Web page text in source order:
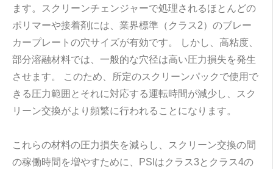
ます。スクリーンチェンジャーで処理されるほとんどの
ポリマーや接着剤には、業界標準（クラス2）のブレー
カープレートの穴サイズが有効です。 しかし、高粘度、
部分溶融材料では、一般的な穴径は高い圧力損失を発生
させます。 このため、所定のスクリーンパックで使用で
きる圧力範囲とそれに対応する運転時間が減少し、スク
リーン交換がより頻繁に行われることになります。
これらの材料の圧力損失を減らし、スクリーン交換の間
の稼働時間を増やすために、PSIはクラス3とクラス4の